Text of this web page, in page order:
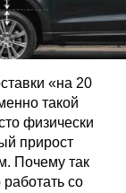
«на 20
такой
физически
прирост
Почему так
со